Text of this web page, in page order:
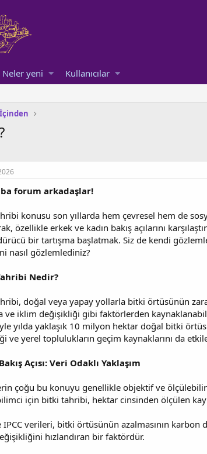
Neler yeni Kullanıcılar
forum arkadaşlar!
konusu son yıllarda hem çevresel hem de
özellikle erkek ve kadın bakış açılarını
bir tartışma başlatmak. Siz de kendi
nasıl gözlemlediniz?
Nedir?
doğal veya yapay yollarla bitki örtüsünün
ve iklim değişikliği gibi faktörlerden
yılda yaklaşık 10 milyon hektar doğal bitki
ve yerel toplulukların geçim kaynaklarını da
Açısı: Veri Odaklı Yaklaşım
çoğu bu konuyu genellikle objektif ve
için bitki tahribi, hektar cinsinden ölçülen
IPCC verileri, bitki örtüsünün azalmasının
hızlandıran bir faktördür.